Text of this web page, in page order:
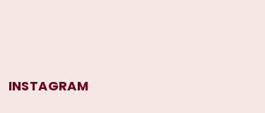
INSTAGRAM